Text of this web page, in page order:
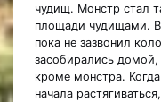
чудищ. Монстр стал
площади чудищами.
пока не зазвонил
засобирались
кроме монстра.
начала